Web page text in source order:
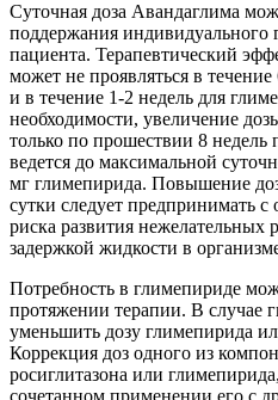
Суточная доза Авандаглима
поддержания индивидуального
пациента. Терапевтический
может не проявляться в
и в течение 1-2 недель для
необходимости, увеличение
только по прошествии 8
ведется до максимальной
мг глимепирида. Повышение
сутки следует предпринимать
риска развития нежелательных
задержкой жидкости в
Потребность в глимепириде
протяжении терапии. В случае
уменьшить дозу глимепирида
Коррекция доз одного из
росиглитазона или